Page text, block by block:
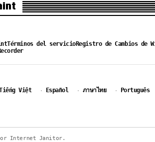
Términos del servicioRegistro de Cambios de
Việt · Español · ภาษาไทย · Português
Internet Janitor.